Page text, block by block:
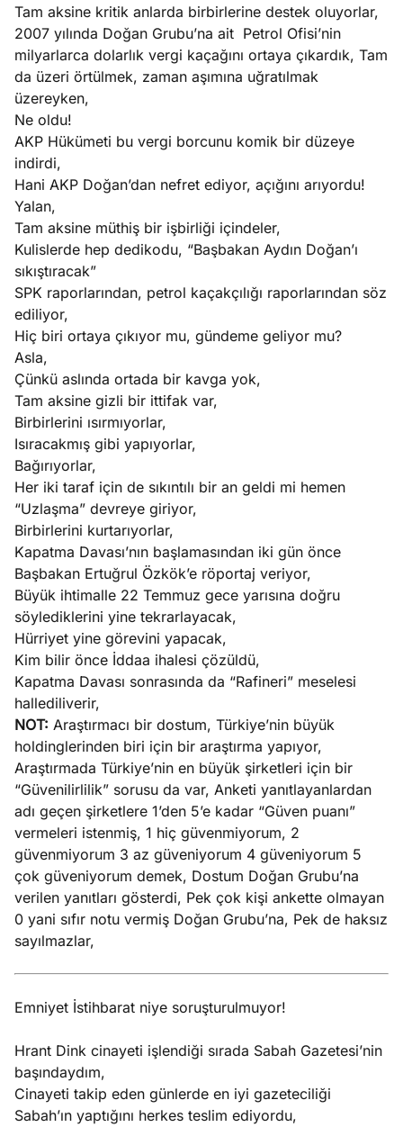
Tam aksine kritik anlarda birbirlerine destek oluyorlar,
2007 yılında Doğan Grubu’na ait Petrol Ofisi’nin
milyarlarca dolarlık vergi kaçağını ortaya çıkardık, Tam
da üzeri örtülmek, zaman aşımına uğratılmak
üzereyken,
Ne oldu!
AKP Hükümeti bu vergi borcunu komik bir düzeye
indirdi,
Hani AKP Doğan’dan nefret ediyor, açığını arıyordu!
Yalan,
Tam aksine müthiş bir işbirliği içindeler,
Kulislerde hep dedikodu, “Başbakan Aydın Doğan’ı
sıkıştıracak”
SPK raporlarından, petrol kaçakçılığı raporlarından söz
ediliyor,
Hiç biri ortaya çıkıyor mu, gündeme geliyor mu?
Asla,
Çünkü aslında ortada bir kavga yok,
Tam aksine gizli bir ittifak var,
Birbirlerini ısırmıyorlar,
Isıracakmış gibi yapıyorlar,
Bağırıyorlar,
Her iki taraf için de sıkıntılı bir an geldi mi hemen
“Uzlaşma” devreye giriyor,
Birbirlerini kurtarıyorlar,
Kapatma Davası’nın başlamasından iki gün önce
Başbakan Ertuğrul Özkök’e röportaj veriyor,
Büyük ihtimalle 22 Temmuz gece yarısına doğru
söylediklerini yine tekrarlayacak,
Hürriyet yine görevini yapacak,
Kim bilir önce İddaa ihalesi çözüldü,
Kapatma Davası sonrasında da “Rafineri” meselesi
hallediliverir,
NOT: Araştırmacı bir dostum, Türkiye’nin büyük
holdinglerinden biri için bir araştırma yapıyor,
Araştırmada Türkiye’nin en büyük şirketleri için bir
“Güvenilirlilik” sorusu da var, Anketi yanıtlayanlardan
adı geçen şirketlere 1’den 5’e kadar “Güven puanı”
vermeleri istenmiş, 1 hiç güvenmiyorum, 2
güvenmiyorum 3 az güveniyorum 4 güveniyorum 5
çok güveniyorum demek, Dostum Doğan Grubu’na
verilen yanıtları gösterdi, Pek çok kişi ankette olmayan
0 yani sıfır notu vermiş Doğan Grubu’na, Pek de haksız
sayılmazlar,
Emniyet İstihbarat niye soruşturulmuyor!
Hrant Dink cinayeti işlendiği sırada Sabah Gazetesi’nin
başındaydım,
Cinayeti takip eden günlerde en iyi gazeteciliği
Sabah’ın yaptığını herkes teslim ediyordu,